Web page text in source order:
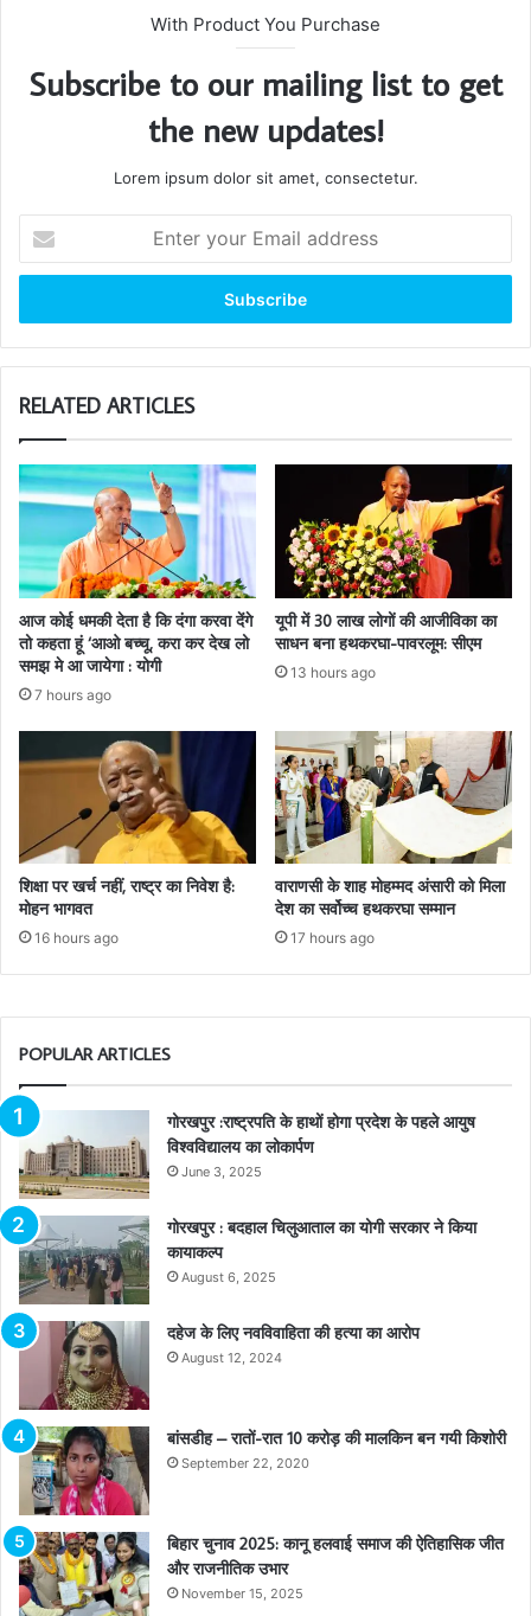
With Product You Purchase
Subscribe to our mailing list to get
the new updates!
Lorem ipsum dolor sit amet, consectetur.
your
Email
RELATED ARTICLES
आज कोई धमकी देता है कि दंगा करवा देंगे
तो कहता हूं ‘आओ बच्चू, करा कर देख लो
समझ मे आ जायेगा : योगी
7 hours ago
यूपी में 30 लाख लोगों की आजीविका का
साधन बना हथकरघा-पावरलूम: सीएम
13 hours ago
शिक्षा पर खर्च नहीं, राष्ट्र का निवेश है:
मोहन भागवत
16 hours ago
वाराणसी के शाह मोहम्मद अंसारी को मिला
देश का सर्वोच्च हथकरघा सम्मान
17 hours ago
POPULAR ARTICLES
गोरखपुर :राष्ट्रपति के हाथों होगा प्रदेश के पहले आयुष
विश्वविद्यालय का लोकार्पण
June 3, 2025
गोरखपुर : बदहाल चिलुआताल का योगी सरकार ने किया
कायाकल्प
August 6, 2025
दहेज के लिए नवविवाहिता की हत्या का आरोप
August 12, 2024
बांसडीह – रातों-रात 10 करोड़ की मालकिन बन गयी किशोरी
September 22, 2020
बिहार चुनाव 2025: कानू हलवाई समाज की ऐतिहासिक जीत
और राजनीतिक उभार
November 15, 2025